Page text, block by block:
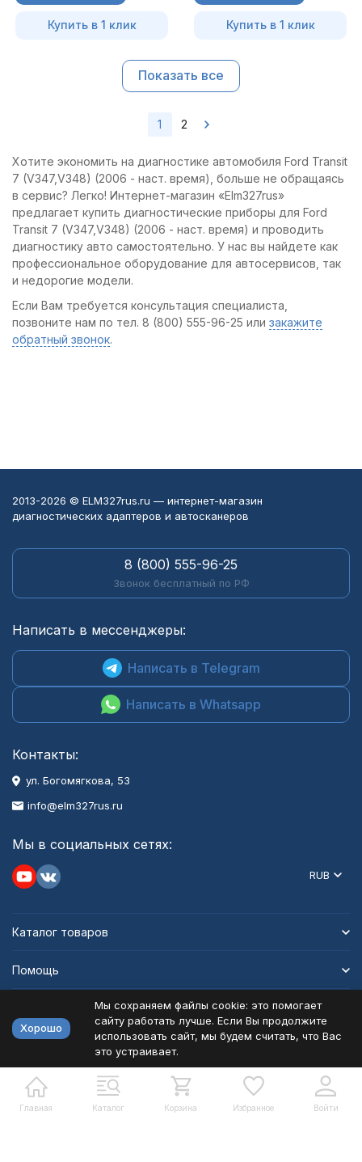
Купить в 1 клик Купить в 1 клик
Показать все
1 2
Хотите экономить на диагностике автомобиля Ford Transit
7 (V347,V348) (2006 - наст. время), больше не обращаясь
в сервис? Легко! Интернет-магазин «Elm327rus»
предлагает купить диагностические приборы для Ford
Transit 7 (V347,V348) (2006 - наст. время) и проводить
диагностику авто самостоятельно. У нас вы найдете как
профессиональное оборудование для автосервисов, так
и недорогие модели.
Если Вам требуется консультация специалиста,
позвоните нам по тел. 8 (800) 555-96-25 или закажите
обратный звонок.
Главная Каталог Корзина Избранное Войти
2013-2026 © ELM327rus.ru — интернет-магазин
диагностических адаптеров и автосканеров
8 (800) 555-96-25
Звонок бесплатный по РФ
Написать в мессенджеры:
Написать в Telegram
Написать в Whatsapp
Контакты:
ул. Богомягкова, 53
info@elm327rus.ru
Мы в социальных сетях:
RUB
Каталог товаров
Помощь
Политика персональных данных
Разработано в bodysite.ru
Хорошо
Мы сохраняем файлы cookie: это помогает
сайту работать лучше. Если Вы продолжите
использовать сайт, мы будем считать, что Вас
это устраивает.